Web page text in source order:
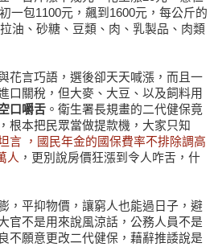
一包1100元，飆到1600元，每公斤的
油、砂糖、豆類、肉、乳製品、肉類
花言巧語，選後卻天天喊漲，而且一
口關稅，但大麥、大豆、以及飼料用
口嚼舌 。衛生署長規畫的二代健保竟
根本把民眾當做提款機，大家只知
言 ，國民年金的國保費率不排除調高
人 ，更別說房價狂漲到令人咋舌，什
，平抑物價，讓窮人也能過日子，避
官不是用來說風涼話，公務人員不是
不願意更改二代健保，藉辭推諉說是